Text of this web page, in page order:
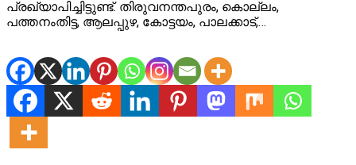
പ്രഖ്യാപിച്ചിട്ടുണ്ട്. തിരുവനന്തപുരം, കൊല്ലം,
പത്തനംതിട്ട, ആലപ്പുഴ, കോട്ടയം, പാലക്കാട്,…